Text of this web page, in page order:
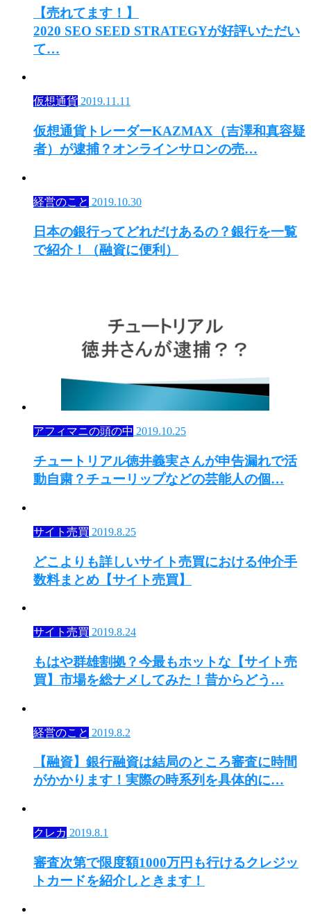
【売れてます！】
2020 SEO SEED STRATEGYが好評いただい
て…
仮想通貨 2019.11.11
仮想通貨トレーダーKAZMAX（吉澤和真容疑
者）が逮捕？オンラインサロンの売…
経営のこと 2019.10.30
日本の銀行ってどれだけあるの？銀行を一覧
で紹介！（融資に便利）
アフィマニの頭の中 2019.10.25
チュートリアル徳井義実さんが申告漏れで活
動自粛？チューリップなどの芸能人の個…
サイト売買 2019.8.25
どこよりも詳しいサイト売買における仲介手
数料まとめ【サイト売買】
サイト売買 2019.8.24
もはや群雄割拠？今最もホットな【サイト売
買】市場を総ナメしてみた！昔からどう…
経営のこと 2019.8.2
【融資】銀行融資は結局のところ審査に時間
がかかります！実際の時系列を具体的に…
クレカ 2019.8.1
審査次第で限度額1000万円も行けるクレジッ
トカードを紹介しときます！